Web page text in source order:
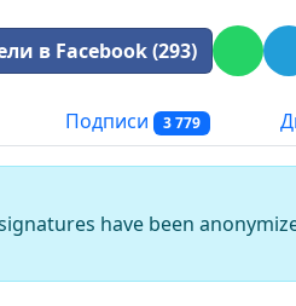
в Facebook (293)
Подписи 3 779
have been